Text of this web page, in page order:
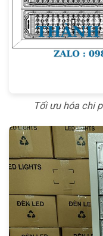
Tối ưu hóa chi